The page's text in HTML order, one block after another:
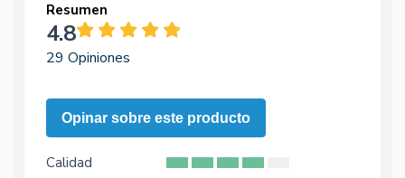
Resumen
4.8
29 Opiniones
Opinar sobre este producto
Calidad